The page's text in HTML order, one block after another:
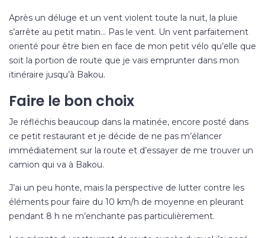
Après un déluge et un vent violent toute la nuit, la pluie
s’arrête au petit matin… Pas le vent. Un vent parfaitement
orienté pour être bien en face de mon petit vélo qu’elle que
soit la portion de route que je vais emprunter dans mon
itinéraire jusqu’à Bakou.
Faire le bon choix
Je réfléchis beaucoup dans la matinée, encore posté dans
ce petit restaurant et je décide de ne pas m’élancer
immédiatement sur la route et d’essayer de me trouver un
camion qui va à Bakou.
J’ai un peu honte, mais la perspective de lutter contre les
éléments pour faire du 10 km/h de moyenne en pleurant
pendant 8 h ne m’enchante pas particulièrement.